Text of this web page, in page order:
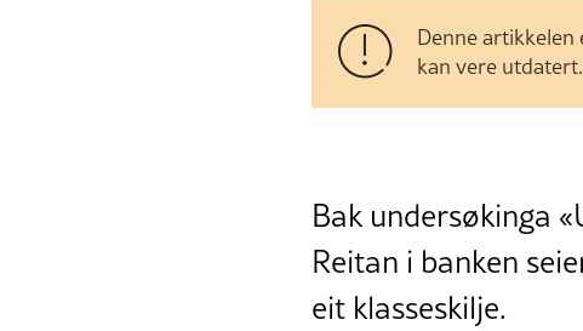
Denne artikkelen
kan vere utdatert.
Bak undersøkinga
Reitan i banken
eit klasseskilje.